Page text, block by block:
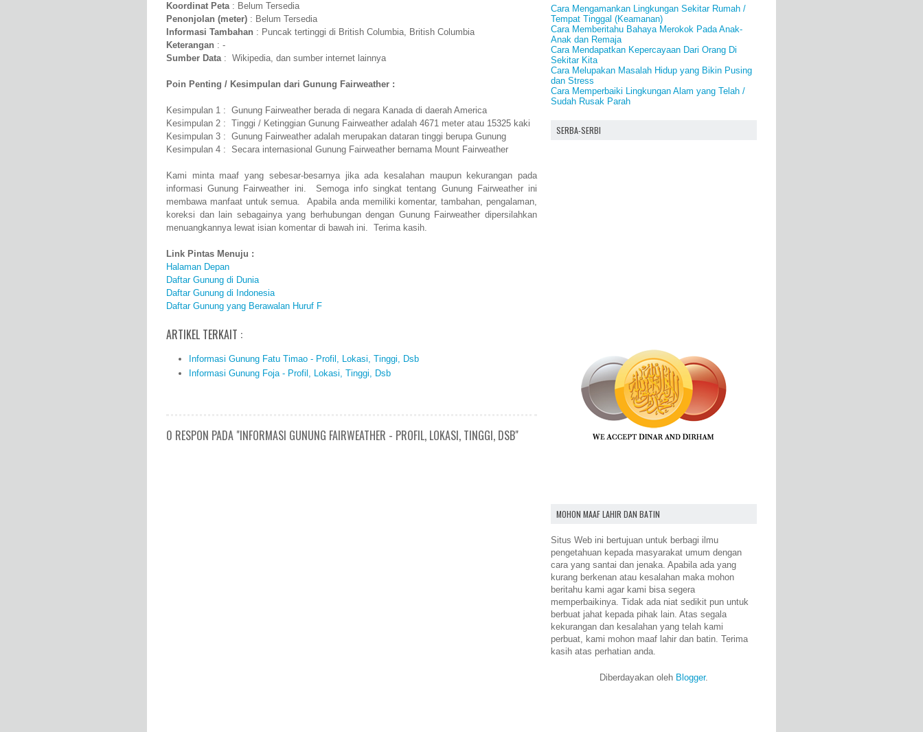
Koordinat Peta: Belum Tersedia
Penonjolan (meter) : Belum Tersedia
Informasi Tambahan : Puncak tertinggi di British Columbia, British Columbia
Keterangan : -
Sumber Data: Wikipedia, dan sumber internet lainnya
Poin Penting / Kesimpulan dari Gunung Fairweather :
Kesimpulan 1 : Gunung Fairweather berada di negara Kanada di daerah America
Kesimpulan 2 : Tinggi / Ketinggian Gunung Fairweather adalah 4671 meter atau 15325 kaki
Kesimpulan 3 : Gunung Fairweather adalah merupakan dataran tinggi berupa Gunung
Kesimpulan 4 : Secara internasional Gunung Fairweather bernama Mount Fairweather
Kami minta maaf yang sebesar-besarnya jika ada kesalahan maupun kekurangan pada
informasi Gunung Fairweather ini. Semoga info singkat tentang Gunung Fairweather ini
membawa manfaat untuk semua. Apabila anda memiliki komentar, tambahan, pengalaman,
koreksi dan lain sebagainya yang berhubungan dengan Gunung Fairweather dipersilahkan
menuangkannya lewat isian komentar di bawah ini. Terima kasih.
Link Pintas Menuju :
Halaman Depan
Daftar Gunung di Dunia
Daftar Gunung di Indonesia
Daftar Gunung yang Berawalan Huruf F
ARTIKEL TERKAIT :
Informasi Gunung Fatu Timao - Profil, Lokasi, Tinggi, Dsb
Informasi Gunung Foja - Profil, Lokasi, Tinggi, Dsb
0 RESPON PADA "INFORMASI GUNUNG FAIRWEATHER - PROFIL, LOKASI, TINGGI, DSB"
Cara Mengamankan Lingkungan Sekitar Rumah /
Tempat Tinggal (Keamanan)
Cara Memberitahu Bahaya Merokok Pada Anak-
Anak dan Remaja
Cara Mendapatkan Kepercayaan Dari Orang Di
Sekitar Kita
Cara Melupakan Masalah Hidup yang Bikin Pusing
dan Stress
Cara Memperbaiki Lingkungan Alam yang Telah /
Sudah Rusak Parah
SERBA-SERBI
MOHON MAAF LAHIR DAN BATIN
Situs Web ini bertujuan untuk berbagi ilmu
pengetahuan kepada masyarakat umum dengan
cara yang santai dan jenaka. Apabila ada yang
kurang berkenan atau kesalahan maka mohon
beritahu kami agar kami bisa segera
memperbaikinya. Tidak ada niat sedikit pun untuk
berbuat jahat kepada pihak lain. Atas segala
kekurangan dan kesalahan yang telah kami
perbuat, kami mohon maaf lahir dan batin. Terima
kasih atas perhatian anda.
Diberdayakan oleh Blogger.